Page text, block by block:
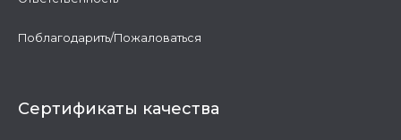
Поблагодарить/Пожаловаться
Сертификаты качества